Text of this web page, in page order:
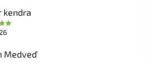
kendra
Medveď